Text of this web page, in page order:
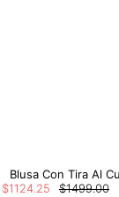
$1499.00
$1124 25